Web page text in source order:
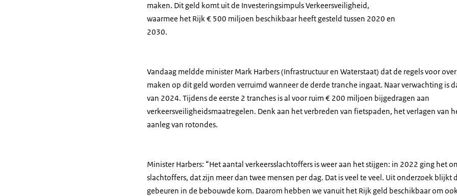
maken. Dit geld komt uit de Investeringsimpuls Verkeersveiligheid,
waarmee het Rijk € 500 miljoen beschikbaar heeft gesteld tussen 2020 en
2030.
Vandaag meldde minister Mark Harbers (Infrastructuur en Waterstaat) dat de regels voor
maken op dit geld worden verruimd wanneer de derde tranche ingaat. Naar verwachting is
van 2024. Tijdens de eerste 2 tranches is al voor ruim € 200 miljoen bijgedragen aan
verkeersveiligheidsmaatregelen. Denk aan het verbreden van fietspaden, het verlagen van
aanleg van rotondes.
Minister Harbers: “Het aantal verkeersslachtoffers is weer aan het stijgen: in 2022 ging het
slachtoffers, dat zijn meer dan twee mensen per dag. Dat is veel te veel. Uit onderzoek blijkt
gebeuren in de bebouwde kom. Daarom hebben we vanuit het Rijk geld beschikbaar om